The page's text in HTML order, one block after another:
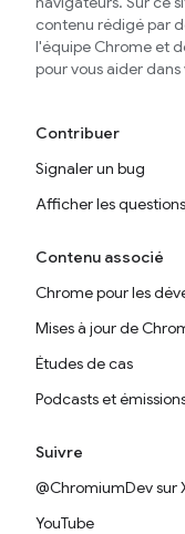
contenu rédigé par
l'équipe Chrome et
pour vous aider
Contribuer
Signaler un bug
Afficher les
Contenu associé
Chrome pour les
Mises à jour de
Études de cas
Podcasts et
Suivre
@ChromiumDev sur
YouTube